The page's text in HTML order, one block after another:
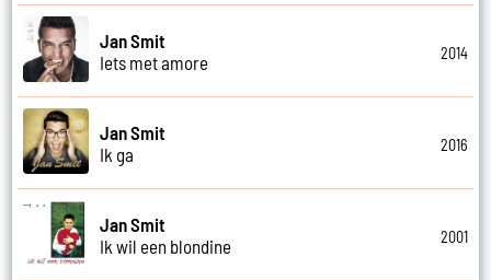
Jan Smit
Iets met amore
2014
Jan Smit
Ik ga
2016
Jan Smit
Ik wil een blondine
2001